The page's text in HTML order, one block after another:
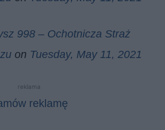
998 – Ochotnicza Straż
on Tuesday, May 11, 2021
reklama
reklamę